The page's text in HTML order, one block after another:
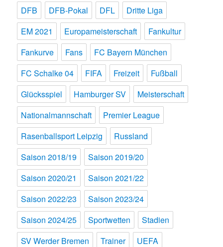
DFB
DFB-Pokal DFL
Dritte Liga
EM 2021
Europameisterschaft
Fankultur
Fankurve
Fans
FC Bayern München
FC Schalke 04
FIFA Freizeit
Fußball
Glücksspiel
Hamburger SV
Meisterschaft
Nationalmannschaft
Premier League
Rasenballsport Leipzig
Russland
Saison 2018/19
Saison 2019/20
Saison 2020/21
Saison 2021/22
Saison 2022/23
Saison 2023/24
Saison 2024/25
Sportwetten
Stadien
SV Werder Bremen
Trainer
UEFA